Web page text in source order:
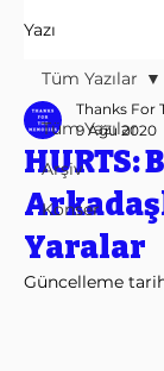
Yazı
Tüm Yazılar
Arşiv
Konser
Tüm Yazılar
HURTS:
Yaralar
Thanks For
9 Ağu 2020
Güncelleme